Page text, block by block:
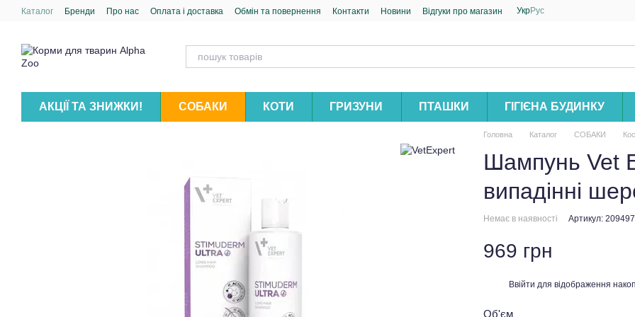
Перейти до основного контенту
Каталог Бренди Про нас Оплата і доставка Обмін та повернення Контакти Новини Відгуки про магазин УкрРус
АКЦІЇ ТА ЗНИЖКИ! СОБАКИ КОТИ ГРИЗУНИ ПТАШКИ ГІГІЄНА БУДИНКУ
Головна Каталог СОБАКИ
Шампунь Vet
випадінні
Немає в наявності Артикул: 209497
969 грн
Ввійти для відображення
Об'єм